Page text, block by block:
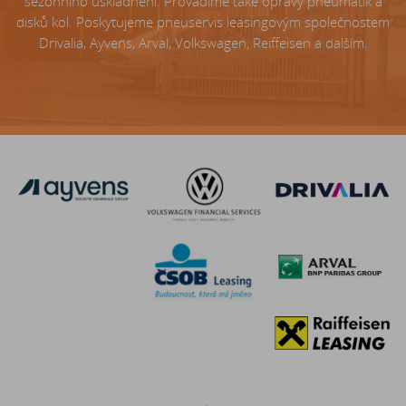
disků kol. Poskytujeme pneuservis leasingovým společnostem
Drivalia, Ayvens, Arval, Volkswagen, Reiffeisen a dalším.